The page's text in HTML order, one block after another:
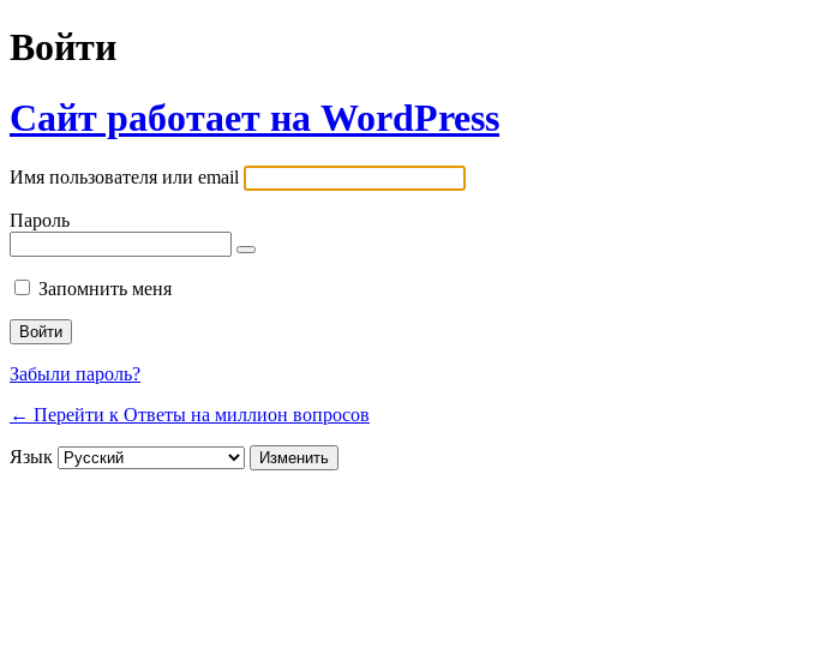
Войти
Сайт работает на WordPress
Имя пользователя или email
Пароль
Запомнить меня
Забыли пароль?
← Перейти к Ответы на миллион вопросов
Язык